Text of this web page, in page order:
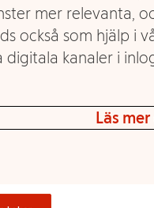
och krispigt kex.
som innehåller gluten
mer relevanta,
också som hjälp i
digitala kanaler i
Läs